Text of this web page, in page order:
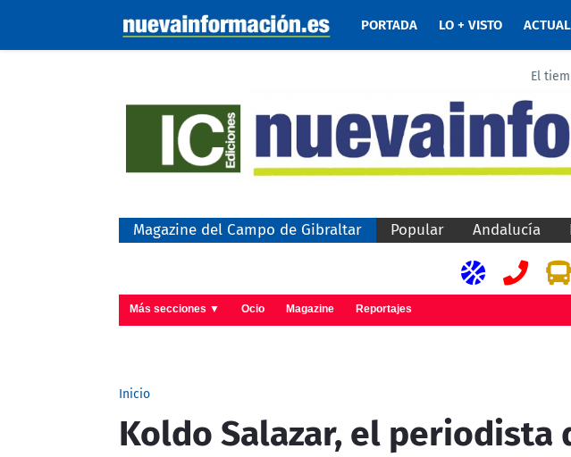
PORTADA LO + VISTO
El
Magazine del Campo de Gibraltar Popular Andalucía
Más secciones ▼ Ocio Magazine Reportajes
Inicio
Koldo Salazar, el periodista